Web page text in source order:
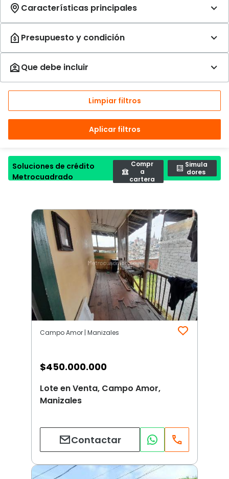
Limpiar filtros
Aplicar filtros
Soluciones de crédito
Metrocuadrado
Compr
a
cartera
Simula
dores
Campo Amor | Manizales
$450.000.000
Lote en Venta, Campo Amor,
Manizales
Contactar